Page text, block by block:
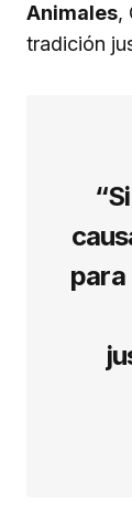
Animales,
tradición
para